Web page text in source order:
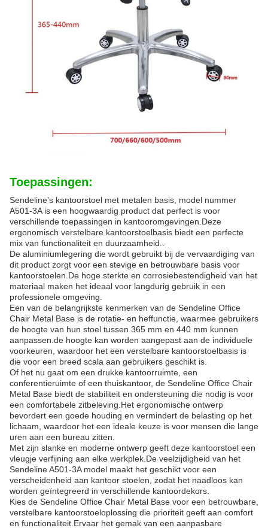
Toepassingen:
Sendeline's kantoorstoel met metalen basis, model nummer
A501-3A is een hoogwaardig product dat perfect is voor
verschillende toepassingen in kantooromgevingen.Deze
ergonomisch verstelbare kantoorstoelbasis biedt een perfecte
mix van functionaliteit en duurzaamheid..
De aluminiumlegering die wordt gebruikt bij de vervaardiging van
dit product zorgt voor een stevige en betrouwbare basis voor
kantoorstoelen.De hoge sterkte en corrosiebestendigheid van het
materiaal maken het ideaal voor langdurig gebruik in een
professionele omgeving.
Een van de belangrijkste kenmerken van de Sendeline Office
Chair Metal Base is de rotatie- en heffunctie, waarmee gebruikers
de hoogte van hun stoel tussen 365 mm en 440 mm kunnen
aanpassen.de hoogte kan worden aangepast aan de individuele
voorkeuren, waardoor het een verstelbare kantoorstoelbasis is
die voor een breed scala aan gebruikers geschikt is.
Of het nu gaat om een drukke kantoorruimte, een
conferentieruimte of een thuiskantoor, de Sendeline Office Chair
Metal Base biedt de stabiliteit en ondersteuning die nodig is voor
een comfortabele zitbeleving.Het ergonomische ontwerp
bevordert een goede houding en vermindert de belasting op het
lichaam, waardoor het een ideale keuze is voor mensen die lange
uren aan een bureau zitten.
Met zijn slanke en moderne ontwerp geeft deze kantoorstoel een
vleugje verfijning aan elke werkplek.De veelzijdigheid van het
Sendeline A501-3A model maakt het geschikt voor een
verscheidenheid aan kantoor stoelen, zodat het naadloos kan
worden geïntegreerd in verschillende kantoordekors.
Kies de Sendeline Office Chair Metal Base voor een betrouwbare,
verstelbare kantoorstoeloplossing die prioriteit geeft aan comfort
en functionaliteit.Ervaar het gemak van een aanpasbare